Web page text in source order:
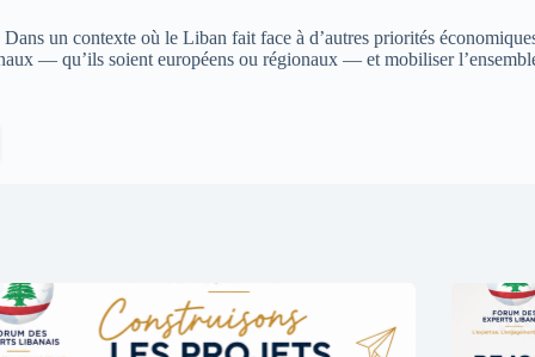
un contexte où le Liban fait face à d’autres priorités
— qu’ils soient européens ou régionaux — et mobiliser